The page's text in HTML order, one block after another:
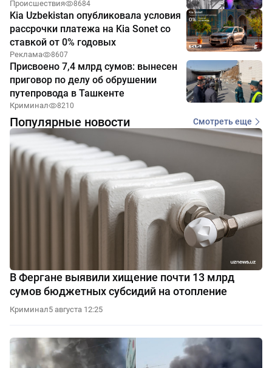
Происшествия 8684
Kia Uzbekistan опубликовала условия
рассрочки платежа на Kia Sonet со
ставкой от 0% годовых
Реклама 8607
Присвоено 7,4 млрд сумов: вынесен
приговор по делу об обрушении
путепровода в Ташкенте
Криминал 8210
Популярные новости Смотреть еще
В Фергане выявили хищение почти 13 млрд
сумов бюджетных субсидий на отопление
Криминал5 августа 12:25